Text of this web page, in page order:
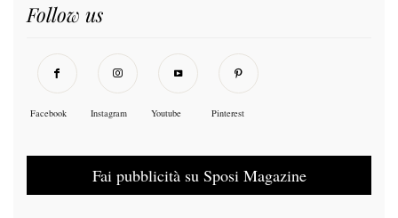
Follow us
Facebook Instagram Youtube Pinterest
Fai pubblicità su Sposi Magazine